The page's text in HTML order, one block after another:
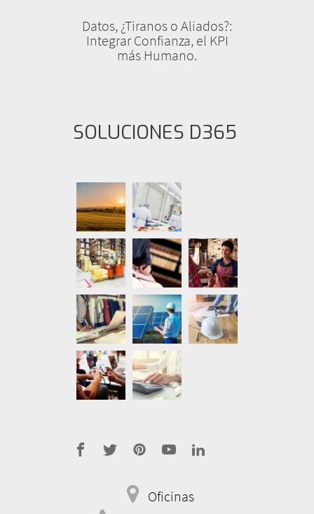
Datos, ¿Tiranos o Aliados?:
Integrar Confianza, el KPI
más Humano.
SOLUCIONES D365
address
Oficinas